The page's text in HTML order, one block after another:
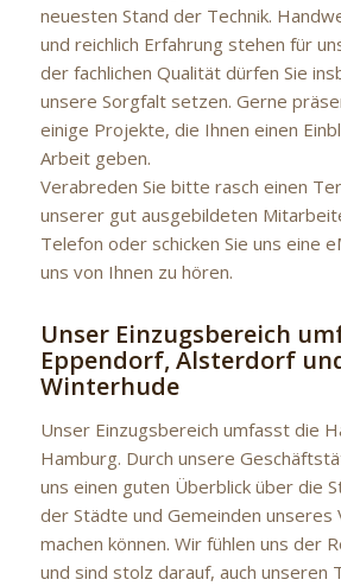
neuesten Stand der Technik.
und reichlich Erfahrung stehen für
der fachlichen Qualität dürfen Sie
unsere Sorgfalt setzen. Gerne
einige Projekte, die Ihnen einen
Arbeit geben.
Verabreden Sie bitte rasch einen
unserer gut ausgebildeten
Telefon oder schicken Sie uns eine
uns von Ihnen zu hören.
Unser Einzugsbereich
Eppendorf, Alsterdorf
Winterhude
Unser Einzugsbereich umfasst die
Hamburg. Durch unsere
uns einen guten Überblick über die
der Städte und Gemeinden
machen können. Wir fühlen uns der
und sind stolz darauf, auch unseren